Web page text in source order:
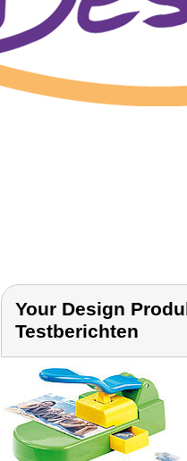
Your Design
Testberichten